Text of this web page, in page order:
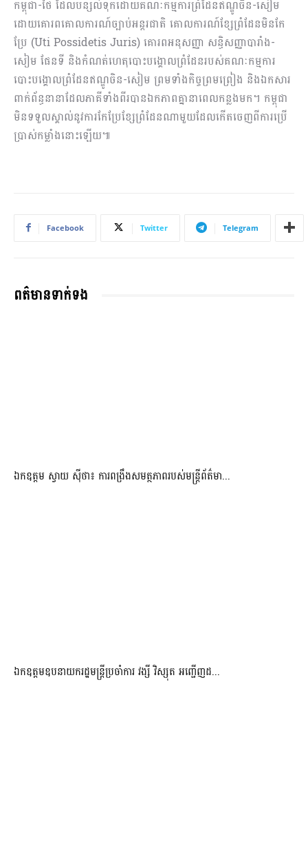
កម្ពុជា-ថៃ ដែលបន្សល់ទុកដោយគណៈកម្មការព្រំដែនឥណ្ឌូចិន-សៀម
ដោយគោរពគោលការណ៍ច្បាប់អន្តរជាតិ គោលការណ៍ខ្សែព្រំដែនមិនកែ
ប្រែ (Uti Possidetis Juris) គោរពអនុសញ្ញា សន្ធិសញ្ញាបារាំង-
សៀម ផែនទី និងកំណត់ហេតុបោះបង្គោលព្រំដែនរបស់គណៈកម្មការ
បោះបង្គោលព្រំដែនឥណ្ឌូចិន-សៀម ព្រមទាំងកិច្ចព្រមព្រៀង និងឯកសារ
ពាក់ព័ន្ធនានាដែលភាគីទាំងពីរបានឯកភាពគ្នានាពេលកន្លងមក។ កម្ពុជា
មិនទទួលស្គាល់នូវការកែប្រែខ្សែព្រំដែនណាមួយដែលកើតចេញពីការប្រើ
ប្រាស់កម្លាំងនោះឡើយ៕
Facebook Twitter Telegram
ពត៌មានទាក់ទង
ឯកឧត្តម ស្វាយ ស៊ីថា៖ ការពង្រឹងសមត្ថភាពរបស់មន្ត្រីព័ត៌មា...
ឯកឧត្តមឧបនាយករដ្ឋមន្រ្តីប្រចាំការ វង្សី វិស្សុត អញ្ជើញដ...